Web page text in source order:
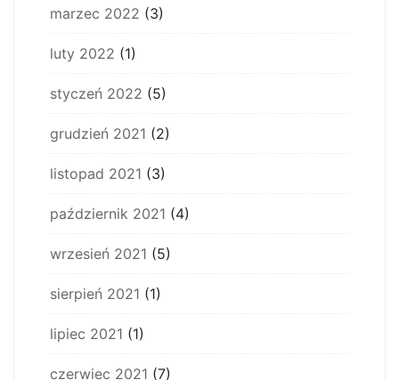
marzec 2022 (3)
luty 2022 (1)
styczeń 2022 (5)
grudzień 2021 (2)
listopad 2021 (3)
październik 2021 (4)
wrzesień 2021 (5)
sierpień 2021 (1)
lipiec 2021 (1)
czerwiec 2021 (7)